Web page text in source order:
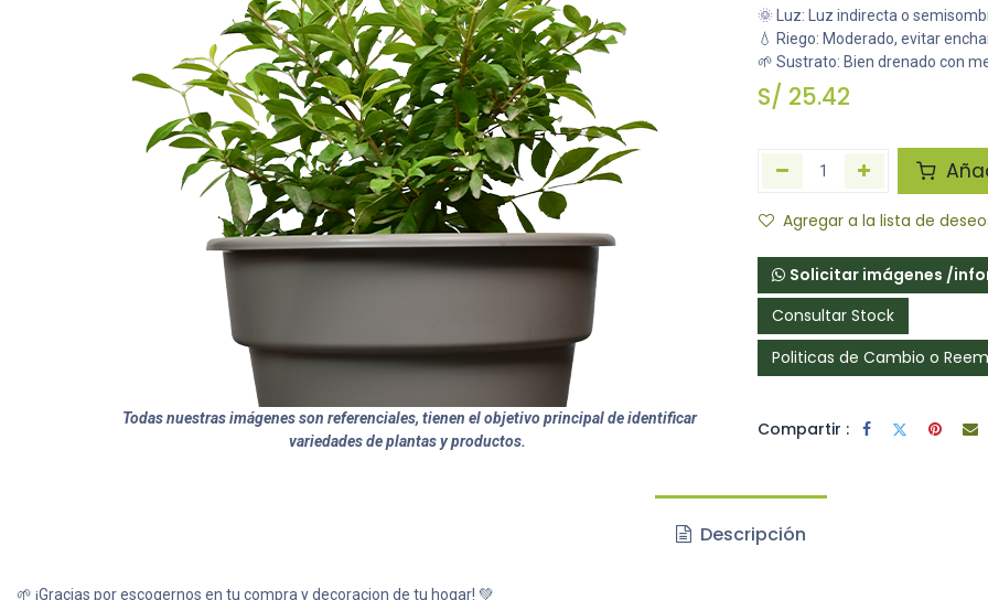
Todas nuestras imágenes son referenciales, tienen el objetivo principal de identificar
variedades de plantas y productos.
🌞 Luz: Luz indirecta o
💧 Riego: Moderado, evitar
🌱 Sustrato: Bien drenado con
S/ 25.42
Agregar a la lista de
Solicitar imágenes /
Consultar Stock
Politicas de Cambio o
Compartir :
Descripción
🌱 ¡Gracias por escogernos en tu compra y decoracion de tu hogar! 💚